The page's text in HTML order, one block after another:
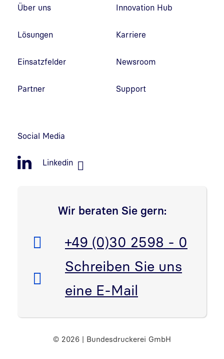
Über uns
Lösungen
Einsatzfelder
Partner
Innovation Hub
Karriere
Newsroom
Support
Social Media
Linkedin
Wir beraten Sie gern:
Telefon:
+49 (0)30 2598 - 0
E-Mail:
Schreiben Sie uns
eine E-Mail
© 2026 | Bundesdruckerei GmbH